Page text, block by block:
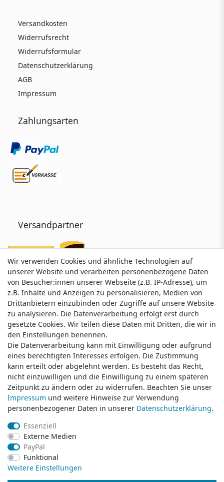
Versandkosten
Widerrufsrecht
Widerrufsformular
Datenschutzerklärung
AGB
Impressum
Zahlungsarten
Versandpartner
Service & Kontakt
Wünschen Sie einen Rückruf?
service@klamato.de
Schreiben Sie uns:
service@klamato.de
Durchschnittliche Bewertung von
Bewertungsgrundlage des Anbieters: 5 Verkaufs- und 3 Bewertungsplattformen
Wir verwenden Cookies und ähnliche Technologien auf
unserer Website und verarbeiten personenbezogene Daten
von Besucher:innen unserer Webseite (z.B. IP-Adresse), um
z.B. Inhalte und Anzeigen zu personalisieren, Medien von
Drittanbietern einzubinden oder Zugriffe auf unsere Website
zu analysieren. Die Datenverarbeitung erfolgt erst durch
gesetzte Cookies. Wir teilen diese Daten mit Dritten, die wir in
den Einstellungen benennen.
Die Datenverarbeitung kann mit Einwilligung oder aufgrund
eines berechtigten Interesses erfolgen. Die Zustimmung
kann erteilt oder abgelehnt werden. Es besteht das Recht,
nicht einzuwilligen und die Einwilligung zu einem späteren
Zeitpunkt zu ändern oder zu widerrufen. Beachten Sie unser
Impressum und weitere Hinweise zur Verwendung
personenbezogener Daten in unserer Daten­schutz­erklärung.
Essenziell
Externe Medien
PayPal
Funktional
Weitere Einstellungen
Wir verwenden Cookies und ähnliche Technologien auf
unserer Website und verarbeiten personenbezogene Daten
von Besucher:innen unserer Webseite (z.B. IP-Adresse), um
z.B. Inhalte und Anzeigen zu personalisieren, Medien von
Drittanbietern einzubinden oder Zugriffe auf unsere Website
zu analysieren. Die Datenverarbeitung erfolgt erst durch
gesetzte Cookies. Wir teilen diese Daten mit Dritten, die wir in
den Einstellungen benennen.
Die Datenverarbeitung kann mit Einwilligung oder aufgrund
eines berechtigten Interesses erfolgen. Die Zustimmung
kann erteilt oder abgelehnt werden. Es besteht das Recht,
nicht einzuwilligen und die Einwilligung zu einem späteren
Zeitpunkt zu ändern oder zu widerrufen. Beachten Sie unser
Impressum und weitere Hinweise zur Verwendung
personenbezogener Daten in unserer Daten­schutz­erklärung.
Essenziell
Externe Medien
PayPal
Funktional
Weitere Einstellungen